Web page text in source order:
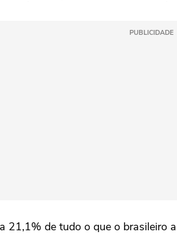
PUBLICIDADE
21,1% de tudo o que o